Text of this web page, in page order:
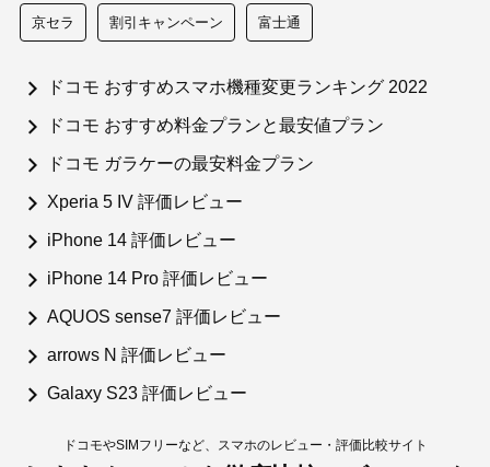
京セラ 割引キャンペーン 富士通
ドコモ おすすめスマホ機種変更ランキング 2022
ドコモ おすすめ料金プランと最安値プラン
ドコモ ガラケーの最安料金プラン
Xperia 5 IV 評価レビュー
iPhone 14 評価レビュー
iPhone 14 Pro 評価レビュー
AQUOS sense7 評価レビュー
arrows N 評価レビュー
Galaxy S23 評価レビュー
ドコモやSIMフリーなど、スマホのレビュー・評価比較サイト